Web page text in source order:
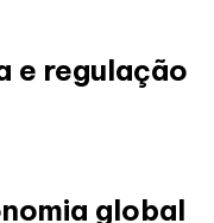
e regulação
global